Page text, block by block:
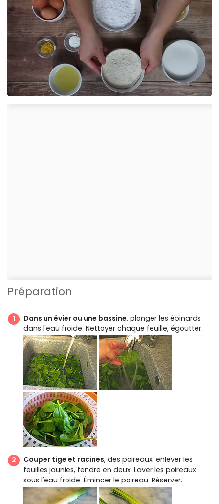
Préparation
Dans un évier ou une bassine, plonger les épinards
dans l'eau froide. Nettoyer chaque feuille, égoutter.
Couper tige et racines, des poireaux, enlever les
feuilles jaunies, fendre en deux. Laver les poireaux
sous l'eau froide. Émincer le poireau. Réserver.